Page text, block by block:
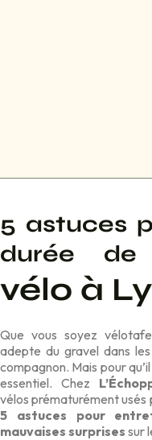
5 astuces
durée
vélo à L
Que vous soyez
adepte du gravel dans
compagnon. Mais pour
essentiel. Chez
vélosprématurément usés
5 astuces pour
mauvaises surprises sur